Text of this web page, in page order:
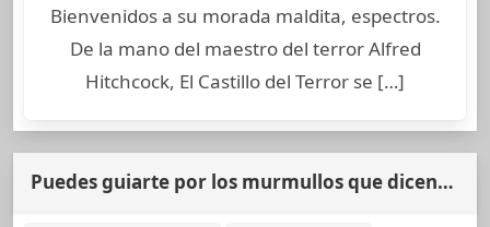
Bienvenidos a su morada maldita, espectros.
De la mano del maestro del terror Alfred
Hitchcock, El Castillo del Terror se […]
Puedes guiarte por los murmullos que dicen…